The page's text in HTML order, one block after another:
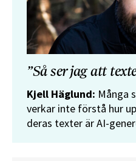
”Så ser jag att
Kjell Häglund: Många
verkar inte förstå hur
deras texter är AI-